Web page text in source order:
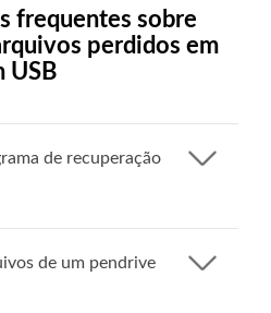
frequentes sobre
perdidos em
USB
de recuperação
de um pendrive